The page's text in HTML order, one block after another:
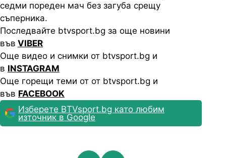
седми пореден мач без загуба срещу
съперника.
Последвайте btvsport.bg за още новини
във VIBER
Още видео и снимки от btvsport.bg и
в INSTAGRAM
Още горещи теми от от btvsport.bg и
във FACEBOOK
Изберете BTVsport.bg като любим
източник в Google